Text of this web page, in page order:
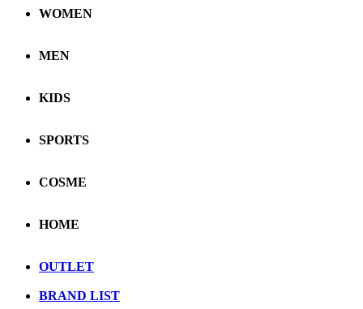
WOMEN
MEN
KIDS
SPORTS
COSME
HOME
OUTLET
BRAND LIST